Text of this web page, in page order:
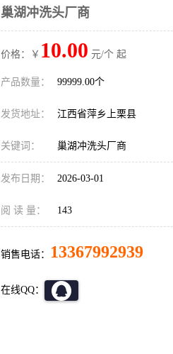
巢湖冲洗头厂商
价格：￥ 10.00 元/个 起
产品数量： 99999.00个
发货地址： 江西省萍乡上栗县
关键词： 巢湖冲洗头厂商
发布日期： 2026-03-01
阅 读 量： 143
销售电话： 13367992939
在线QQ：